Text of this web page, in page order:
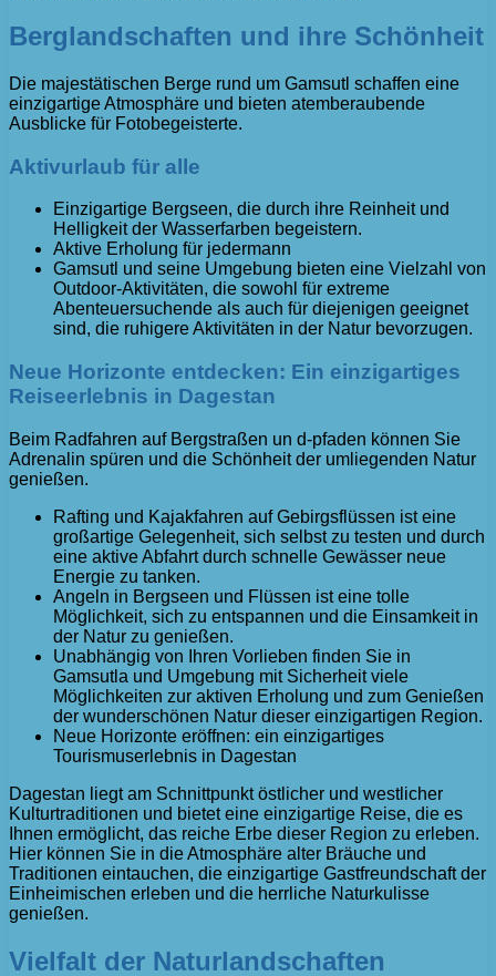
Berglandschaften und ihre Schönheit
Die majestätischen Berge rund um Gamsutl schaffen eine
einzigartige Atmosphäre und bieten atemberaubende
Ausblicke für Fotobegeisterte.
Aktivurlaub für alle
Einzigartige Bergseen, die durch ihre Reinheit und
Helligkeit der Wasserfarben begeistern.
Aktive Erholung für jedermann
Gamsutl und seine Umgebung bieten eine Vielzahl von
Outdoor-Aktivitäten, die sowohl für extreme
Abenteuersuchende als auch für diejenigen geeignet
sind, die ruhigere Aktivitäten in der Natur bevorzugen.
Neue Horizonte entdecken: Ein einzigartiges
Reiseerlebnis in Dagestan
Beim Radfahren auf Bergstraßen un d-pfaden können Sie
Adrenalin spüren und die Schönheit der umliegenden Natur
genießen.
Rafting und Kajakfahren auf Gebirgsflüssen ist eine
großartige Gelegenheit, sich selbst zu testen und durch
eine aktive Abfahrt durch schnelle Gewässer neue
Energie zu tanken.
Angeln in Bergseen und Flüssen ist eine tolle
Möglichkeit, sich zu entspannen und die Einsamkeit in
der Natur zu genießen.
Unabhängig von Ihren Vorlieben finden Sie in
Gamsutla und Umgebung mit Sicherheit viele
Möglichkeiten zur aktiven Erholung und zum Genießen
der wunderschönen Natur dieser einzigartigen Region.
Neue Horizonte eröffnen: ein einzigartiges
Tourismuserlebnis in Dagestan
Dagestan liegt am Schnittpunkt östlicher und westlicher
Kulturtraditionen und bietet eine einzigartige Reise, die es
Ihnen ermöglicht, das reiche Erbe dieser Region zu erleben.
Hier können Sie in die Atmosphäre alter Bräuche und
Traditionen eintauchen, die einzigartige Gastfreundschaft der
Einheimischen erleben und die herrliche Naturkulisse
genießen.
Vielfalt der Naturlandschaften